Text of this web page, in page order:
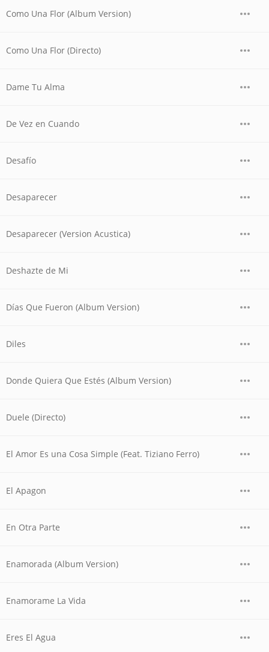
Como Una Flor (Album Version)
Como Una Flor (Directo)
Dame Tu Alma
De Vez en Cuando
Desafío
Desaparecer
Desaparecer (Version Acustica)
Deshazte de Mi
Días Que Fueron (Album Version)
Diles
Donde Quiera Que Estés (Album Version)
Duele (Directo)
El Amor Es una Cosa Simple (Feat. Tiziano Ferro)
El Apagon
En Otra Parte
Enamorada (Album Version)
Enamorame La Vida
Eres El Agua